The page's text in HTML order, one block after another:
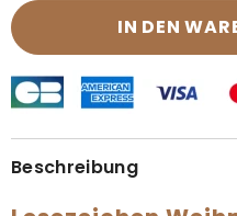
IN DEN
Beschreibung